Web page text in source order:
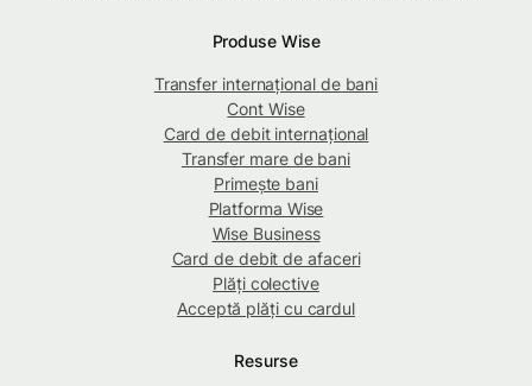
Produse Wise
Transfer internațional de bani
Cont Wise
Card de debit internațional
Transfer mare de bani
Primește bani
Platforma Wise
Wise Business
Card de debit de afaceri
Plăți colective
Acceptă plăți cu cardul
Resurse